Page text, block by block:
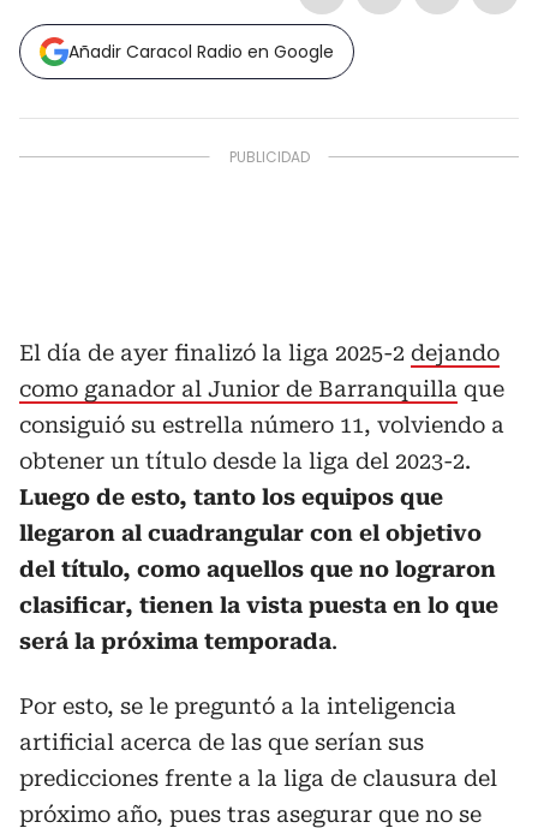
Añadir Caracol Radio en Google
El día de ayer finalizó la liga 2025-2 dejando
como ganador al Junior de Barranquilla que
consiguió su estrella número 11, volviendo a
obtener un título desde la liga del 2023-2.
Luego de esto, tanto los equipos que
llegaron al cuadrangular con el objetivo
del título, como aquellos que no lograron
clasificar, tienen la vista puesta en lo que
será la próxima temporada.
Por esto, se le preguntó a la inteligencia
artificial acerca de las que serían sus
predicciones frente a la liga de clausura del
próximo año, pues tras asegurar que no se